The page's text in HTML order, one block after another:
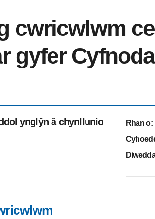
cwricwlwm
gyfer
ynglŷn â chynllunio
Rhan o: